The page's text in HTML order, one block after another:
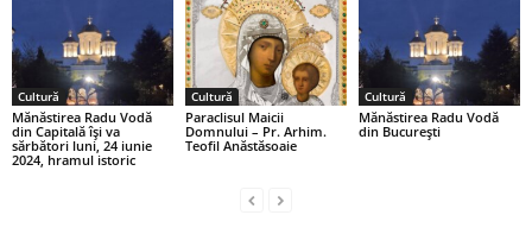
Cultură
Mănăstirea Radu Vodă
din Capitală își va
sărbători luni, 24 iunie
2024, hramul istoric
Cultură
Paraclisul Maicii
Domnului – Pr. Arhim.
Teofil Anăstăsoaie
Cultură
Mănăstirea Radu Vodă
din București